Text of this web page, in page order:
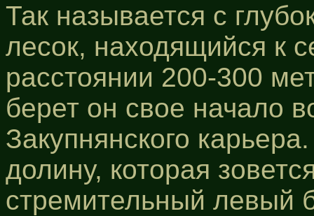
Так называется с
лесок, находящийся к
расстоянии 200-300
берет он свое начало
Закупнянского
долину, которая
стремительный левый